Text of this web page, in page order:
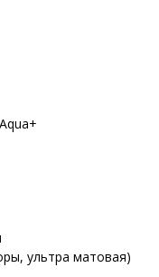
ультра матовая)